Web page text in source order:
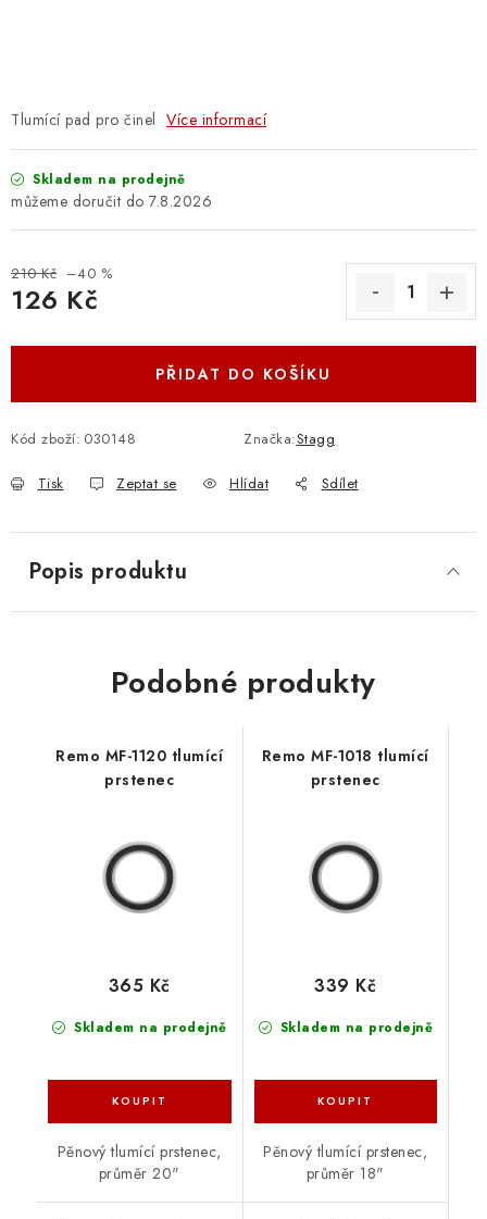
KONTAKTY
O E-SHOPU
OBCHODNÍ PODMÍNKY
ODSTOUPENÍ OD SMLOUVY
ZÁSADY ZPRACOVÁNÍ OSOBNÍCH ÚDAJŮ
KONTAKTY O E-SHOPU
BLOG
OBCHODNÍ PODMÍNKY
ODSTOUPENÍ OD SMLOUVY
Tlumící pad pro činel Více informací
Skladem na prodejně
7.8.2026
210 Kč –40 %
126 Kč
PŘIDAT DO KOŠÍKU
Kód zboží: 030148 Značka:Stagg
Tisk Zeptat se Hlídat Sdílet
Popis produktu
Podobné produkty
Remo MF-1120 tlumící
prstenec
Skladem na prodejně
365 Kč
Pěnový tlumící prstenec,
průměr 20"
Remo MF-1018 tlumící
prstenec
Skladem na prodejně
339 Kč
Pěnový tlumící prstenec,
průměr 18"